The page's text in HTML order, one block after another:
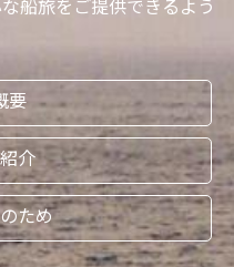
船旅をご提供できるよう
要
介
ため